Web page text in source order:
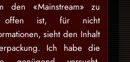
den «Mainstream» zu
offen ist, für nicht
sieht den Inhalt
Ich habe die